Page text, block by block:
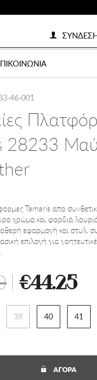
46-001
28233
Tamaris απο
χρώμα και φαρδιά
εφαρμογή και στυλ,
επιλογή για
€44.25
39 40 41
ΑΓΟΡΑ